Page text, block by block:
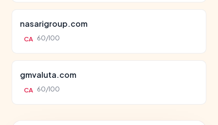
nasarigroup.com
CA 60/100
gmvaluta.com
CA 60/100